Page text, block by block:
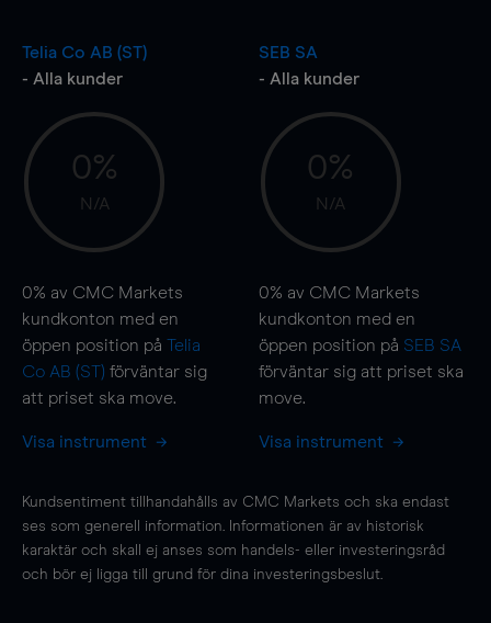
Telia Co AB (ST)
- Alla kunder
0%
N/A
0% av CMC Markets
kundkonton med en
öppen position på Telia
Co AB (ST) förväntar sig
att priset ska move.
Visa instrument
SEB SA
- Alla kunder
0%
N/A
0% av CMC Markets
kundkonton med en
öppen position på SEB SA
förväntar sig att priset ska
move.
Visa instrument
Kundsentiment tillhandahålls av CMC Markets och ska endast
ses som generell information. Informationen är av historisk
karaktär och skall ej anses som handels- eller investeringsråd
och bör ej ligga till grund för dina investeringsbeslut.